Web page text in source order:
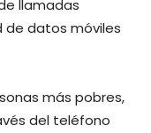
llamadas
de datos móviles
más pobres,
del teléfono